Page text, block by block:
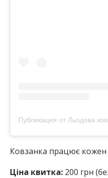
Ковзанка працює кожен
Ціна квитка: 200 грн